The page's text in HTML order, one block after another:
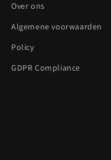
Over ons
Algemene voorwaarden
Policy
GDPR Compliance